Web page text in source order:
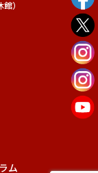
）
ム